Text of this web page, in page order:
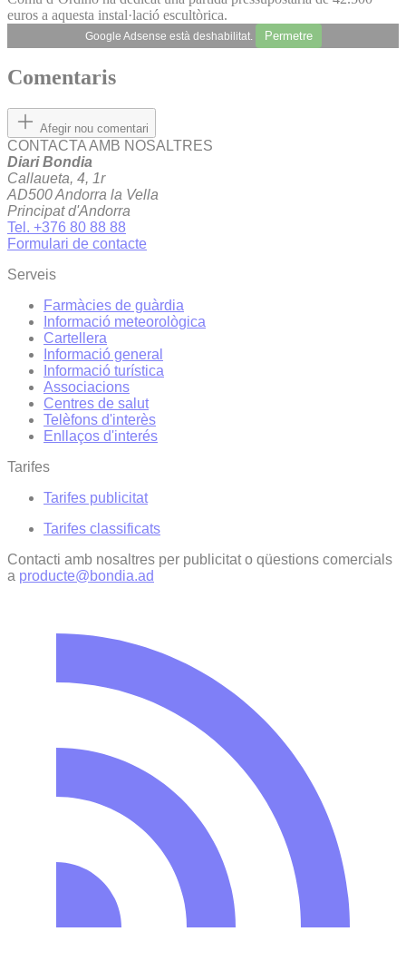
euros a aquesta instal·lació escultòrica.
Google Adsense està deshabilitat. Permetre
Comentaris
Afegir nou comentari
CONTACTA AMB NOSALTRES
Diari Bondia
Callaueta, 4, 1r
AD500 Andorra la Vella
Principat d'Andorra
Tel. +376 80 88 88
Formulari de contacte
Serveis
Farmàcies de guàrdia
Informació meteorològica
Cartellera
Informació general
Informació turística
Associacions
Centres de salut
Telèfons d'interès
Enllaços d'interés
Tarifes
Tarifes publicitat
Tarifes classificats
Contacti amb nosaltres per publicitat o qüestions comercials
a producte@bondia.ad